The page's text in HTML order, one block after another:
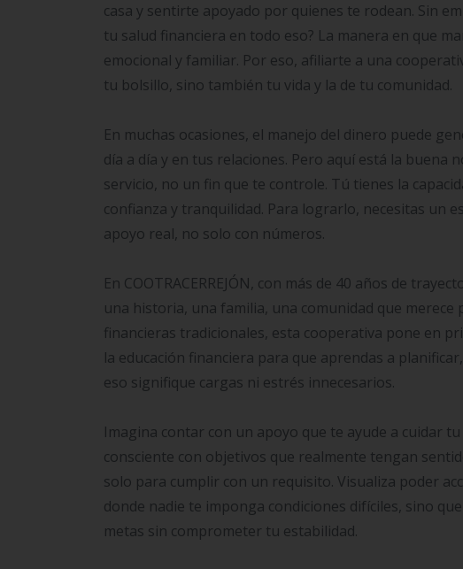
casa y sentirte apoyado por quienes te rodean. Sin
tu salud financiera en todo eso? La manera en que
emocional y familiar. Por eso, afiliarte a una
tu bolsillo, sino también tu vida y la de tu comunidad.
En muchas ocasiones, el manejo del dinero puede
día a día y en tus relaciones. Pero aquí está la buena
servicio, no un fin que te controle. Tú tienes la
confianza y tranquilidad. Para lograrlo, necesitas un
apoyo real, no solo con números.
En COOTRACERREJÓN, con más de 40 años de
una historia, una familia, una comunidad que
financieras tradicionales, esta cooperativa pone en
la educación financiera para que aprendas a
eso signifique cargas ni estrés innecesarios.
Imagina contar con un apoyo que te ayude a cuidar
consciente con objetivos que realmente tengan
solo para cumplir con un requisito. Visualiza poder
donde nadie te imponga condiciones difíciles, sino
metas sin comprometer tu estabilidad.